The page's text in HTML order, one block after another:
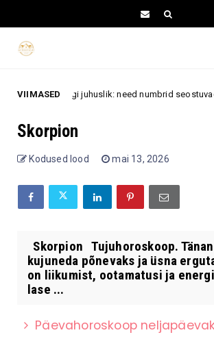
VIIMASED
järgi sugugi juhuslik: need numbrid seostuvad
Skorpion
Kodused lood mai 13, 2026
Skorpion Tujuhoroskoop.
kujuneda põnevaks ja üsna
on liikumist, ootamatusi ja
lase ...
Päevahoroskoop